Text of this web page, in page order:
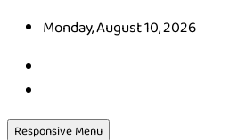
Skip
content
Monday, August 10, 2026
Responsive Menu